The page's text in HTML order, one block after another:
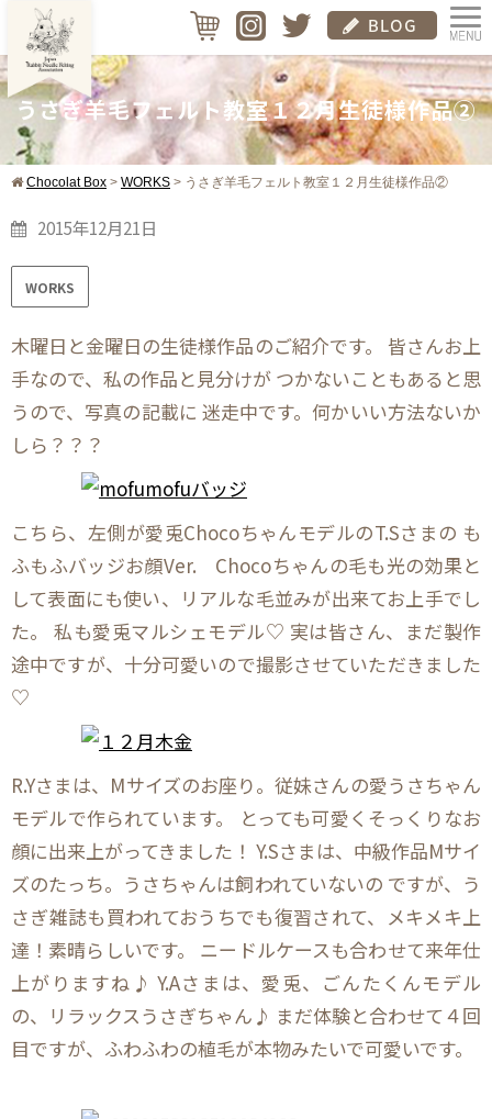
うさぎ羊毛フェルト教室１２月生徒様作品②
Chocolat Box > WORKS > うさぎ羊毛フェルト教室１２月生徒様作品②
2015年12月21日
WORKS
木曜日と金曜日の生徒様作品のご紹介です。 皆さんお上
手なので、私の作品と見分けが つかないこともあると思
うので、写真の記載に 迷走中です。何かいい方法ないか
しら？？？
こちら、左側が愛兎ChocoちゃんモデルのT.Sさまの も
ふもふバッジお顔Ver. Chocoちゃんの毛も光の効果と
して表面にも使い、リアルな毛並みが出来てお上手でし
た。 私も愛兎マルシェモデル♡ 実は皆さん、まだ製作
途中ですが、十分可愛いので撮影させていただきました
♡
R.Yさまは、Mサイズのお座り。従妹さんの愛うさちゃん
モデルで作られています。 とっても可愛くそっくりなお
顔に出来上がってきました！ Y.Sさまは、中級作品Mサイ
ズのたっち。うさちゃんは飼われていないの ですが、う
さぎ雑誌も買われておうちでも復習されて、メキメキ上
達！素晴らしいです。 ニードルケースも合わせて来年仕
上がりますね♪ Y.Aさまは、愛兎、ごんたくんモデル
の、リラックスうさぎちゃん♪ まだ体験と合わせて４回
目ですが、ふわふわの植毛が本物みたいで可愛いです。